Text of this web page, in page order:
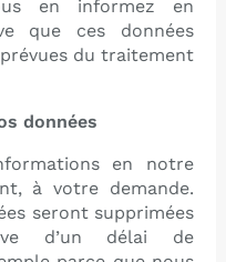
en informez en
que ces données
du traitement
données
en notre
à votre demande.
seront supprimées
d’un délai de